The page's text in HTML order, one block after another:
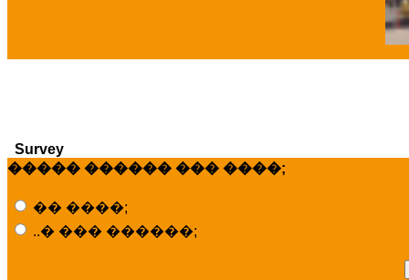
Survey
����� ������ ��� ����;
�� ����;
..� ��� ������;